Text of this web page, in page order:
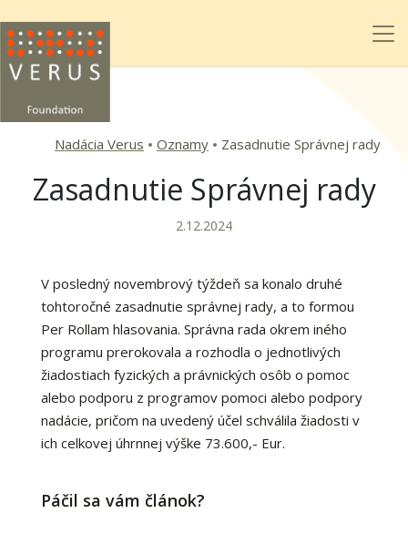
Nadácia Verus Oznamy Zasadnutie Správnej rady
Zasadnutie Správnej rady
2.12.2024
V posledný novembrový týždeň sa konalo druhé
tohtoročné zasadnutie správnej rady, a to formou
Per Rollam hlasovania. Správna rada okrem iného
programu prerokovala a rozhodla o jednotlivých
žiadostiach fyzických a právnických osôb o pomoc
alebo podporu z programov pomoci alebo podpory
nadácie, pričom na uvedený účel schválila žiadosti v
ich celkovej úhrnnej výške 73.600,- Eur.
Páčil sa vám článok?